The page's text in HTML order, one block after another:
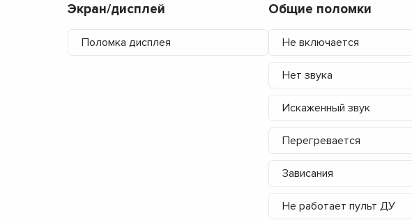
Экран/дисплей
Поломка дисплея
Общие поломки
Не включается
Нет звука
Искаженный звук
Перегревается
Зависания
Не работает пульт ДУ